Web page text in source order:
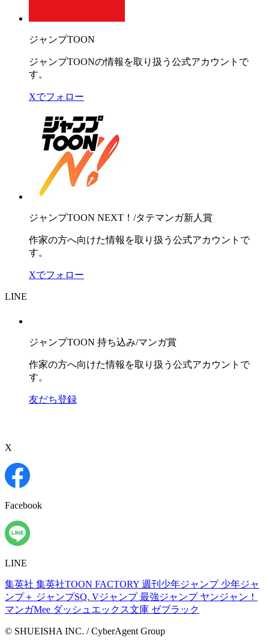
ジャンプTOON
ジャンプTOONの情報を取り扱う公式アカウントで
す。
Xでフォロー
ジャンプTOON NEXT！/タテマンガ新人賞
作家の方へ向けた情報を取り扱う公式アカウントで
す。
Xでフォロー
LINE
ジャンプTOON 持ち込み/マンガ賞
作家の方へ向けた情報を取り扱う公式アカウントで
す。
友だち登録
X
Facebook
LINE
集英社 集英社TOON FACTORY 週刊少年ジャンプ 少年ジャ
ンプ＋ ジャンプSQ. Vジャンプ最強ジャンプ ヤンジャン！
マンガMee ダッシュエックス文庫 ゼブラック
© SHUEISHA INC. / CyberAgent Group